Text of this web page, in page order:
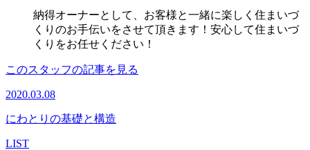
納得オーナーとして、お客様と一緒に楽しく住まいづ
くりのお手伝いをさせて頂きます！安心して住まいづ
くりをお任せください！
このスタッフの記事を見る
2020.03.08
にわとりの基礎と構造
LIST